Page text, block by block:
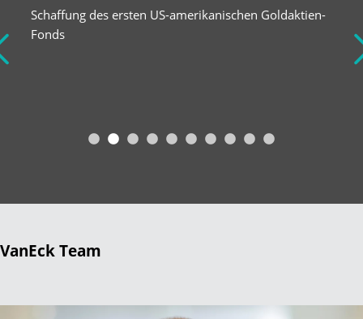
Beginn der Verwaltung von Anlagen
in Schwellenländern
VanEck Team